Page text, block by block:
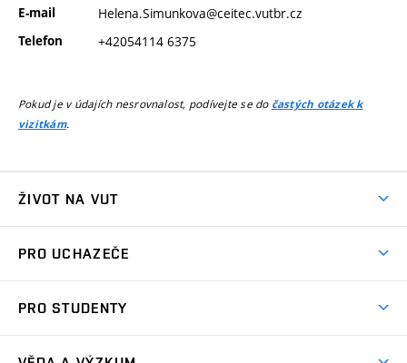
E-mail Helena.Simunkova@ceitec.vutbr.cz
Telefon +42054114 6375
Pokud je v údajích nesrovnalost, podívejte se do častých otázek k
vizitkám.
ŽIVOT NA VUT
Koleje
PRO UCHAZEČE
Dny otevřených dveří
PRO STUDENTY